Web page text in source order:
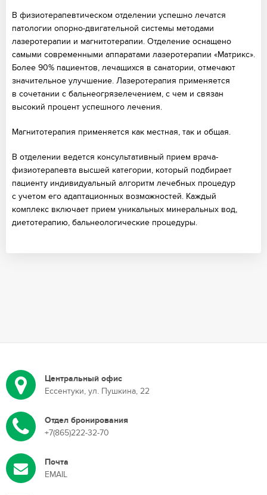
В физиотерапевтическом отделении успешно лечатся
патологии опорно-двигательной системы методами
лазеротерапии и магнитотерапии. Отделение оснащено
самыми современными аппаратами лазеротерапии «Матрикс».
Более 90% пациентов, лечащихся в санатории, отмечают
значительное улучшение. Лазеротерапия применяется
в сочетании с бальнеогрязелечением, с чем и связан
высокий процент успешного лечения.
Магнитотерапия применяется как местная, так и общая.
В отделении ведется консультативный прием врача-
физиотерапевта высшей категории, который подбирает
пациенту индивидуальный алгоритм лечебных процедур
с учетом его адаптационных возможностей. Каждый
комплекс включает прием уникальных минеральных вод,
диетотерапию, бальнеологические процедуры.
Центральный офис
Ессентуки, ул. Пушкина, 22
Отдел бронирования
+7(865)222-32-70
Почта
EMAIL